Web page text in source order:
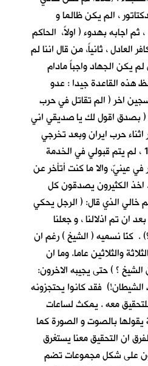
، الم يكن ظالما و
اجابه بهدوء ( اولاً، الحاكم
العادل ، ثانياً، من قال اننا لم
يكن الجهاد واجباً مادام
هذه القاعدة جيدا : عدو
اخر ( الم تقاتل في حرب
( بصدق اقول لك يا صديقي اني
حرب ايران وبعد تخرجي
من الثانوية في عام 1991 ، لم يتم قبولي في الخدمة
عينيّ، والا ما كنت أتأخر عن
اخذ الكثيرون يصدقون كل
خالي الذي قال: ( الرجل يحكي
ان تم اذلالنا ، و جعلنا
. كنّا نسميه ( الشيخ ) رغم ان
والثلاثين عاما. وما ان
؟ ) حتى يجيبه الاخرون:
فقد كانوا يحتجزونه
معه . يمكث لساعات
بالصوت و الصورة كما
ان التحقيق معنا يستغرق
على شكل مجموعات تضم